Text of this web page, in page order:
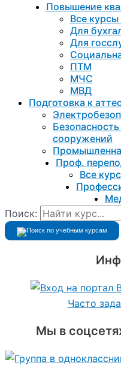
Повышение
Все
Для
Для
ПТМ
МЧС
МВД
Подготовка к
сооружений
Проф.
Все
Поиск:
Часто
Мы в